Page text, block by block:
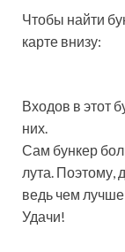
Чтобы найти
карте внизу:
Входов в этот
них.
Сам бункер
лута. Поэтому,
ведь чем
Удачи!